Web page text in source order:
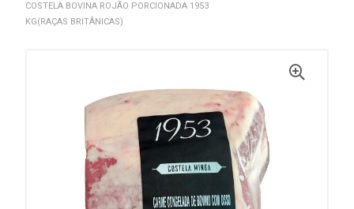
COSTELA BOVINA ROJÃO PORCIONADA 1953
KG(RAÇAS BRITÂNICAS)